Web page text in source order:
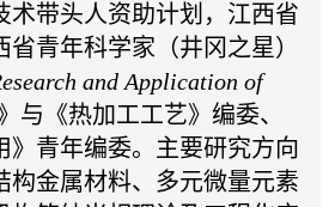
术带头人资助计划 ， 江西省
省青年科学家（井冈之星）
and Application of
与《热加工工艺》编委、
》青年编委。主要研究方向
构金属材料、多元微量元素